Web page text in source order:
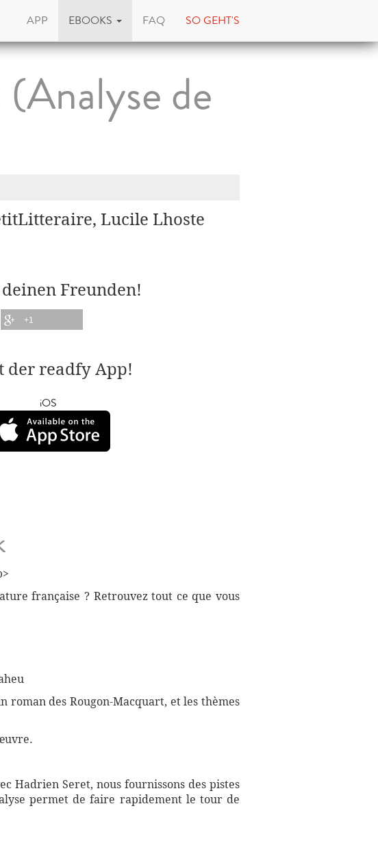
APP EBOOKS FAQ SO GEHT'S
de
Lucile Lhoste
Freunden!
+1
der readfy App!
iOS
française ? Retrouvez tout ce que vous
roman des Rougon-Macquart, et les thèmes
Hadrien Seret, nous fournissons des pistes
permet de faire rapidement le tour de